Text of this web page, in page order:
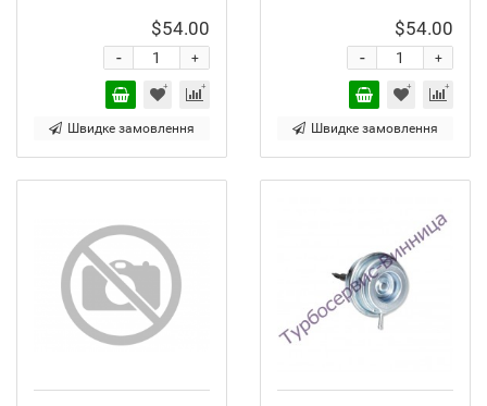
$54.00
+
-
Швидке замовлення
$54.00
+
-
Швидке замовлення